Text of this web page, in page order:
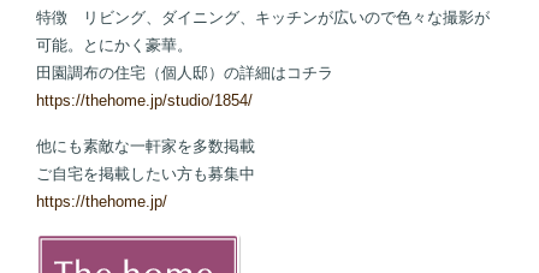
特徴 リビング、ダイニング、キッチンが広いので色々な撮影が
可能。とにかく豪華。
田園調布の住宅（個人邸）の詳細はコチラ
https://thehome.jp/studio/1854/
他にも素敵な一軒家を多数掲載
ご自宅を掲載したい方も募集中
https://thehome.jp/